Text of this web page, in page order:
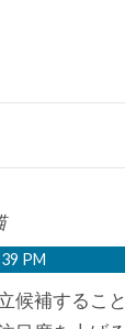
PM
候補するこ